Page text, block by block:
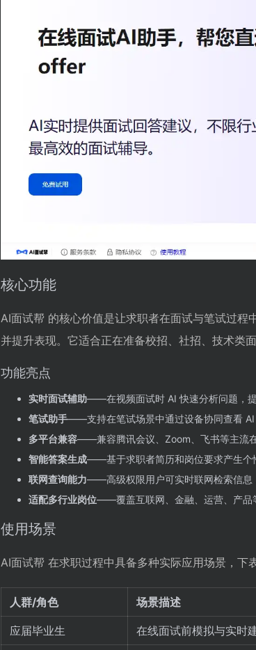
核心功能
AI面试帮 的核心价值是让求职者在面试与笔试过程
并提升表现。它适合正在准备校招、社招、技术类
功能亮点
实时面试辅助——在视频面试时 AI 快速分析问题，提
笔试助手——支持在笔试场景中通过设备协同查看 AI
多平台兼容——兼容腾讯会议、Zoom、飞书等主流在
智能答案生成——基于求职者简历和岗位要求产生个
联网查询能力——高级权限用户可实时联网检索信息
适配多行业岗位——覆盖互联网、金融、运营、产品
使用场景
AI面试帮 在求职过程中具备多种实际应用场景，下
人群/角色 场景描述
应届毕业生 在线面试前模拟与实时